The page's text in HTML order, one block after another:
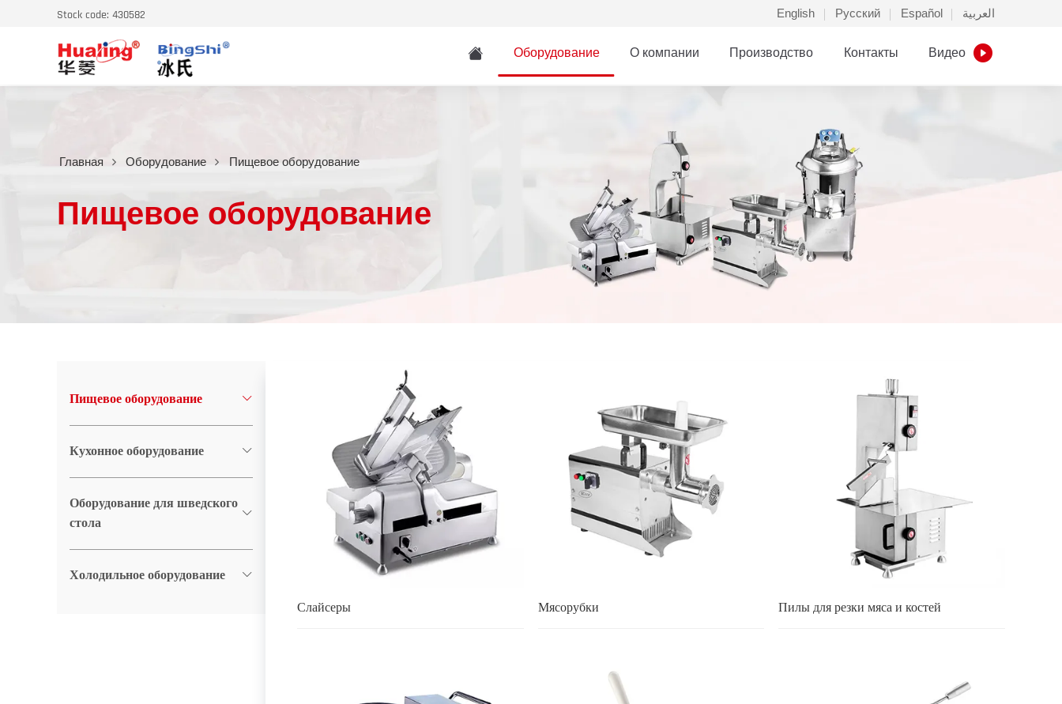
Stock code: 430582 English Русский Español العربية
Оборудование О компании Производство Контакты Видео
Главная Оборудование Пищевое оборудование
Пищевое оборудование
Слайсеры Мясорубки Пилы для резки мяса и костей
Пищевое оборудование
Кухонное оборудование
Оборудование для шведского
стола
Холодильное оборудование